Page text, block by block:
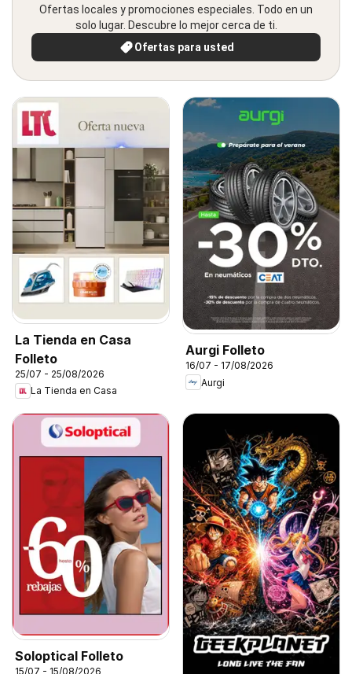
Ofertas locales y promociones especiales. Todo en un
solo lugar. Descubre lo mejor cerca de ti.
Ofertas para usted
La Tienda en Casa
Folleto
25/07 - 25/08/2026
La Tienda en Casa
Aurgi Folleto
16/07 - 17/08/2026
Aurgi
Soloptical Folleto
15/07 - 15/08/2026